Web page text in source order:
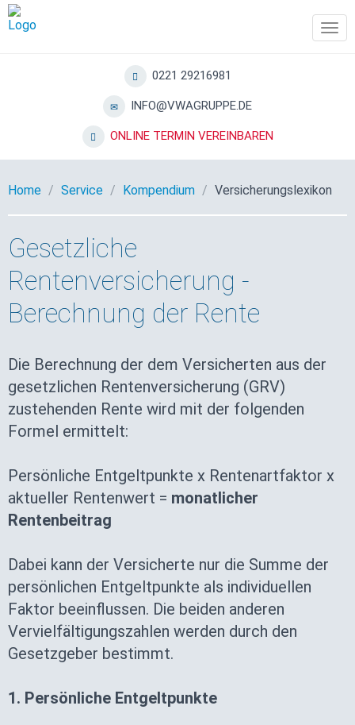
0221 29216981
INFO@VWAGRUPPE.DE
ONLINE TERMIN VEREINBAREN
Home Service Kompendium Versicherungslexikon
Gesetzliche
Rentenversicherung -
Berechnung der Rente
Die Berechnung der dem Versicherten aus der
gesetzlichen Rentenversicherung (GRV)
zustehenden Rente wird mit der folgenden
Formel ermittelt:
Persönliche Entgeltpunkte x Rentenartfaktor x
aktueller Rentenwert = monatlicher
Rentenbeitrag
Dabei kann der Versicherte nur die Summe der
persönlichen Entgeltpunkte als individuellen
Faktor beeinflussen. Die beiden anderen
Vervielfältigungszahlen werden durch den
Gesetzgeber bestimmt.
1. Persönliche Entgeltpunkte